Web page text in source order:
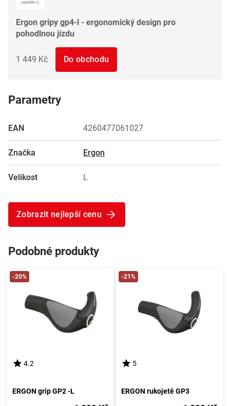
Ergon gripy gp4-l - ergonomický design pro
pohodlnou jízdu
1 449 Kč Do obchodu
Parametry
EAN 4260477061027
Značka Ergon
Velikost L
Zobrazit nejlepší cenu
Podobné produkty
-20%
4.2
ERGON grip GP2 -L
-21%
5
ERGON rukojetě GP3